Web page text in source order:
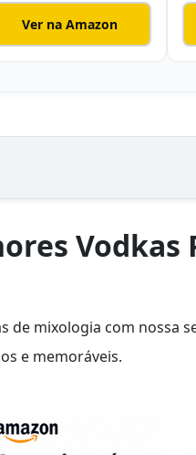
Ver na Amazon
de mixologia com nossa
e memoráveis.